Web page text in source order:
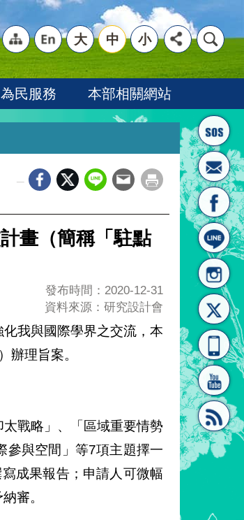
"網
站導
覽
[連
"英
文語
系"
大 中 小
為民服務 本部相關網站
畫（簡稱「駐點
發布時間：2020-12-31
資料來源：研究設計會
我與國際學界之交流，本
辦理旨案。
戰略」、「區域重要情勢
參與空間」等7項主題擇一
成果報告；申請人可微幅
審。